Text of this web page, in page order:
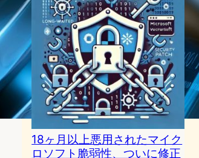
18ヶ月以上悪用されたマイク
ロソフト脆弱性、ついに修正